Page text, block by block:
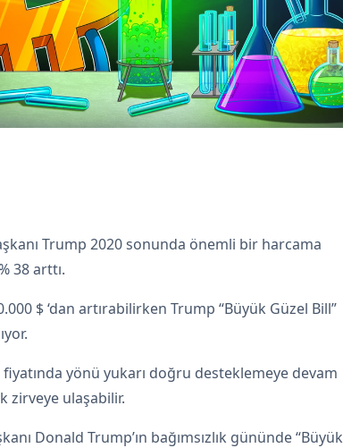
Trump 2020 sonunda önemli bir harcama
38 arttı.
$ ‘dan artırabilirken Trump “Büyük Güzel Bill”
yönü yukarı doğru desteklemeye devam
zirveye ulaşabilir.
Donald Trump’ın bağımsızlık gününde “Büyük